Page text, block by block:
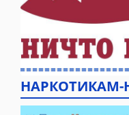
НАРКОТИКАМ-